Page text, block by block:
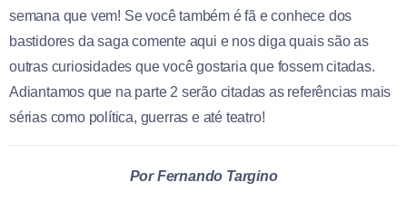
semana que vem! Se você também é fã e conhece dos
bastidores da saga comente aqui e nos diga quais são as
outras curiosidades que você gostaria que fossem citadas.
Adiantamos que na parte 2 serão citadas as referências mais
sérias como política, guerras e até teatro!
Por Fernando Targino